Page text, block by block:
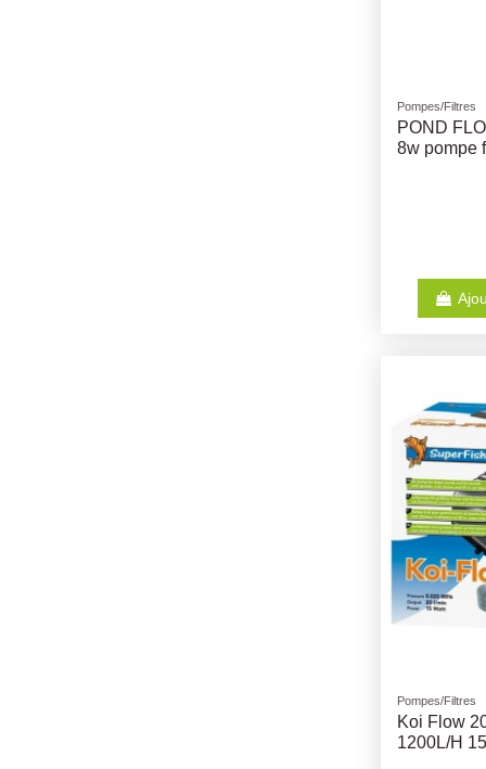
Pompes/Filtres
POND
8w pompe
Pompes/Filtres
Koi Flow
1200L/H